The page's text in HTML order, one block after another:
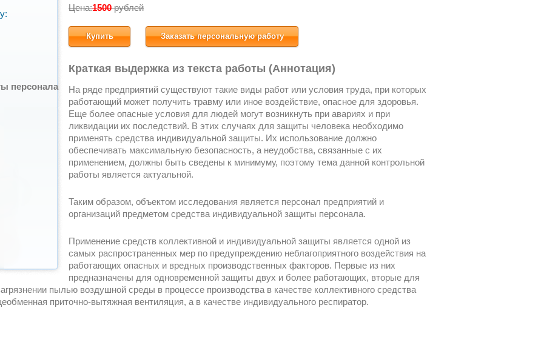
персонала
Цена:1500рублей
Купить Заказать персональную работу
Краткая выдержка из текста работы (Аннотация)
На ряде предприятий существуют такие виды работ или условия труда, при которых
работающий может получить травму или иное воздействие, опасное для здоровья.
Еще более опасные условия для людей могут возникнуть при авариях и при
ликвидации их последствий. В этих случаях для защиты человека необходимо
применять средства индивидуальной защиты. Их использование должно
обеспечивать максимальную безопасность, а неудобства, связанные с их
применением, должны быть сведены к минимуму, поэтому тема данной контрольной
работы является актуальной.
Таким образом, объектом исследования является персонал предприятий и
организаций предметом средства индивидуальной защиты персонала.
Применение средств коллективной и индивидуальной защиты является одной из
самых распространенных мер по предупреждению неблагоприятного воздействия на
работающих опасных и вредных производственных факторов. Первые из них
предназначены для одновременной защиты двух и более работающих, вторые для
пылью воздушной среды в процессе производства в качестве коллективного средства
приточно-вытяжная вентиляция, а в качестве индивидуального респиратор.